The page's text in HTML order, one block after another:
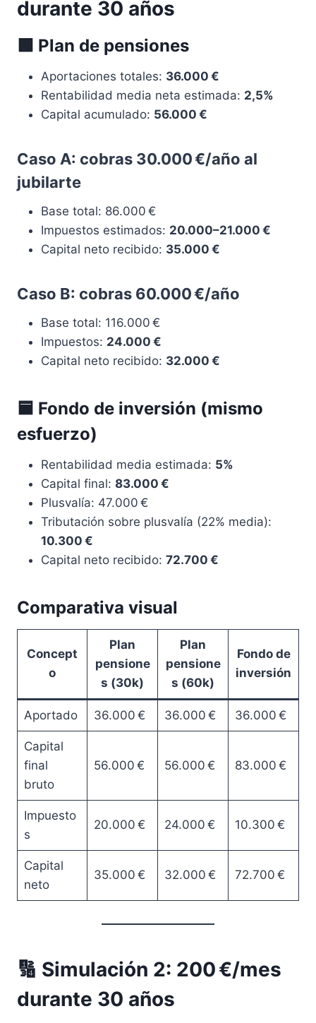
durante 30 años
🟩 Plan de pensiones
Aportaciones totales: 36.000 €
Rentabilidad media neta estimada: 2,5%
Capital acumulado: 56.000 €
Caso A: cobras 30.000 €/año al
jubilarte
Base total: 86.000 €
Impuestos estimados: 20.000–21.000 €
Capital neto recibido: 35.000 €
Caso B: cobras 60.000 €/año
Base total: 116.000 €
Impuestos: 24.000 €
Capital neto recibido: 32.000 €
🟦 Fondo de inversión (mismo
esfuerzo)
Rentabilidad media estimada: 5%
Capital final: 83.000 €
Plusvalía: 47.000 €
Tributación sobre plusvalía (22% media):
10.300 €
Capital neto recibido: 72.700 €
Comparativa visual
Concept
o
Plan
pensione
s (30k)
Plan
pensione
s (60k)
Fondo de
inversión
Aportado 36.000 € 36.000 € 36.000 €
Capital
final
bruto
56.000 € 56.000 € 83.000 €
Impuesto
s
20.000 € 24.000 € 10.300 €
Capital
neto
35.000 € 32.000 € 72.700 €
🔢 Simulación 2: 200 €/mes
durante 30 años